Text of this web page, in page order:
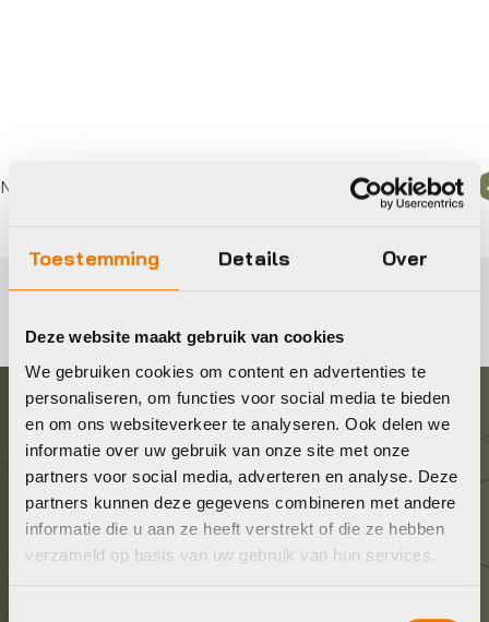
Toestemming Details Over
Deze website maakt gebruik van cookies
We gebruiken cookies om content en advertenties te
personaliseren, om functies voor social media te bieden
en om ons websiteverkeer te analyseren. Ook delen we
informatie over uw gebruik van onze site met onze
partners voor social media, adverteren en analyse. Deze
partners kunnen deze gegevens combineren met andere
informatie die u aan ze heeft verstrekt of die ze hebben
verzameld op basis van uw gebruik van hun services.
verzending vanaf €50
Graag in contact komen?
Wij staan voor je klaar! Neem contact op via de
onderstaande gegevens.